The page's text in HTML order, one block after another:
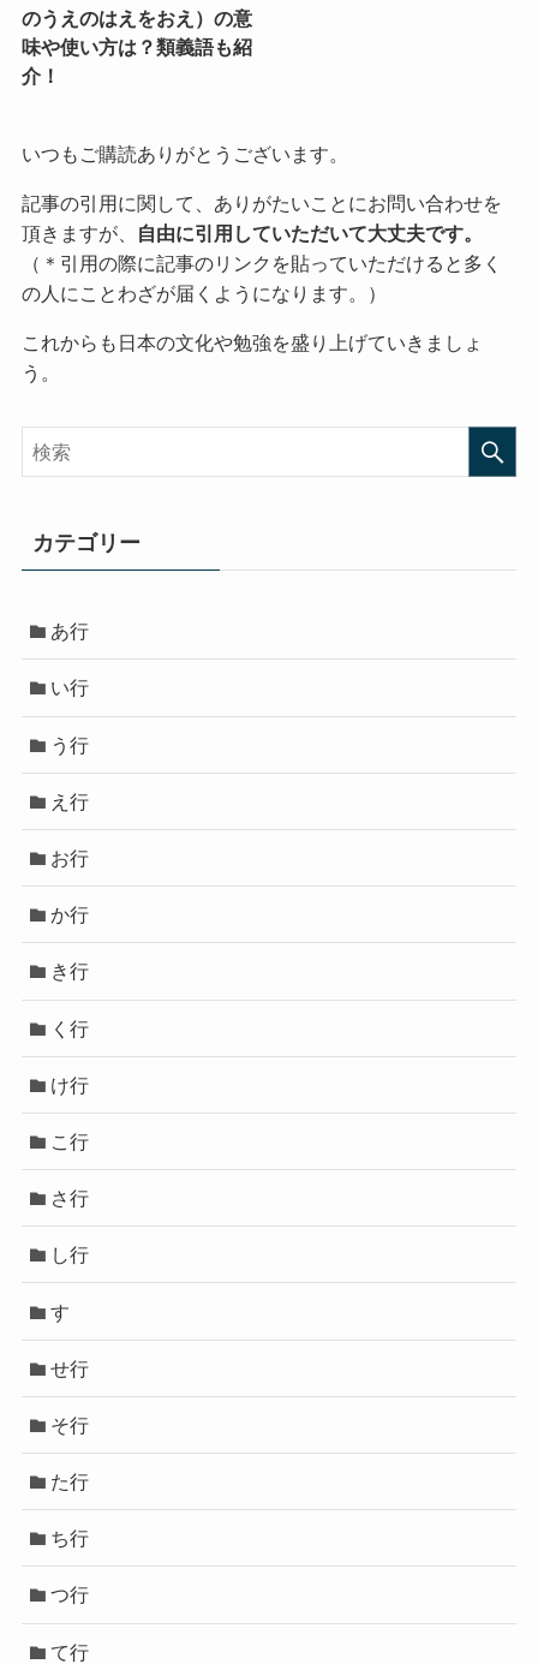
のうえのはえをおえ）の意
味や使い方は？類義語も紹
介！
いつもご購読ありがとうございます。
記事の引用に関して、ありがたいことにお問い合わせを
頂きますが、
自由に引用していただいて大丈夫です。
（＊引用の際に記事のリンクを貼っていただけると多く
の人にことわざが届くようになります。）
これからも日本の文化や勉強を盛り上げていきましょ
う。
カテゴリー
あ行
い行
う行
え行
お行
か行
き行
く行
け行
こ行
さ行
し行
す
せ行
そ行
た行
ち行
つ行
て行